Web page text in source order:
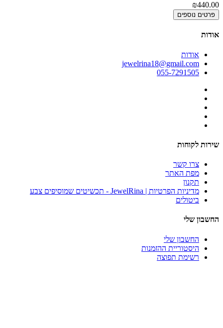
₪440.00
פרטים נוספים
אודות
אודות
jewelrina18@gmail.com
055-7291505
שירות לקוחות
צרו קשר
מפת האתר
תקנון
מדיניות הפרטיות | JewelRina - תכשיטים שמוסיפים צבע
ביטולים
החשבון שלי
החשבון שלי
היסטוריית ההזמנות
רשימת תפוצה